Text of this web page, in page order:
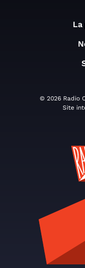
© 2026 Radio
Site